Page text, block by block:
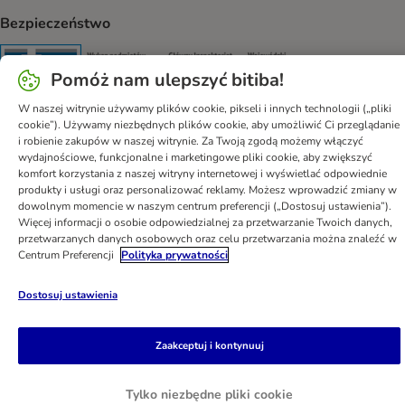
Bezpieczeństwo
Security Security Security Security
Pomoc Regulamin Polityka prywatności
Impressum
Newsletter
Informacje o przesyłce
Metody płatności
Formularz odstąpienia od umowy
Kontakt
Program partnerski
Korzyści w skrócie
Pomóż nam ulepszyć bitiba!
W naszej witrynie używamy plików cookie, pikseli i innych technologii („pliki
cookie”). Używamy niezbędnych plików cookie, aby umożliwić Ci przeglądanie
i robienie zakupów w naszej witrynie. Za Twoją zgodą możemy włączyć
wydajnościowe, funkcjonalne i marketingowe pliki cookie, aby zwiększyć
komfort korzystania z naszej witryny internetowej i wyświetlać odpowiednie
produkty i usługi oraz personalizować reklamy. Możesz wprowadzić zmiany w
dowolnym momencie w naszym centrum preferencji („Dostosuj ustawienia”).
Więcej informacji o osobie odpowiedzialnej za przetwarzanie Twoich danych,
przetwarzanych danych osobowych oraz celu przetwarzania można znaleźć w
Centrum Preferencji
Polityka prywatności
Dostosuj ustawienia
Tylko niezbędne pliki cookie
Zaakceptuj i kontynuuj